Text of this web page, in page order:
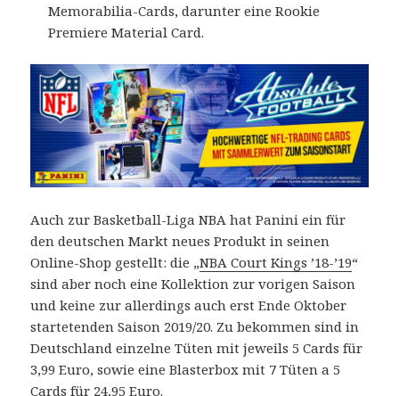
Memorabilia-Cards, darunter eine Rookie
Premiere Material Card.
Auch zur Basketball-Liga NBA hat Panini ein für
den deutschen Markt neues Produkt in seinen
Online-Shop gestellt: die „NBA Court Kings ’18-’19“
sind aber noch eine Kollektion zur vorigen Saison
und keine zur allerdings auch erst Ende Oktober
startetenden Saison 2019/20. Zu bekommen sind in
Deutschland einzelne Tüten mit jeweils 5 Cards für
3,99 Euro, sowie eine Blasterbox mit 7 Tüten a 5
Cards für 24,95 Euro.